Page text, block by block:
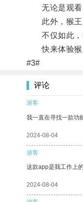
无论是观看视
此外，猴王加
不仅如此，猴
快来体验猴
#3#
评论
游客
我一直在寻找一款功
2024-08-04
游客
这款app是我工作上
2024-08-04